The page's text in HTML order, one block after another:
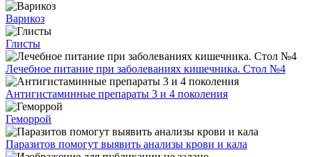
Варикоз
Глисты
Лечебное питание при заболеваниях кишечника. Стол №4
Антигистаминные препараты 3 и 4 поколения
Геморрой
Паразитов помогут выявить анализы крови и кала